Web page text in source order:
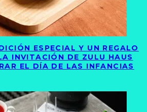
ESPECIAL Y UN REGALO
INVITACIÓN DE ZULU HAUS
EL DÍA DE LAS INFANCIAS